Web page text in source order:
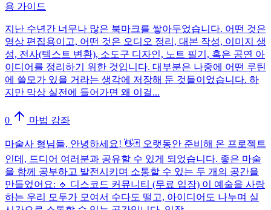
용 가이드
지난 수년간 너무나 많은 북마크를 쌓아두었습니다. 어떤 것은
영상 편집용이고, 어떤 것은 오디오 정리, 대본 작성, 이미지 생
성, 전사(텍스트 변환), 소도구 디자인, 노트 필기, 혹은 공연 아
이디어를 정리하기 위한 것입니다. 대부분은 나중에 어떤 루틴
에 쓸모가 있을 거라는 생각에 저장해 둔 것들이었습니다. 하
지만 막상 실전에 들어가면 왜 이걸...
0 마법 강좌
마술사 형님들, 안녕하세요! 👋🃏 오랫동안 준비해 온 프로젝트
인데, 드디어 여러분과 공유할 수 있게 되었습니다. 좋은 마술
을 함께 공부하고 발전시키며 소통할 수 있는 두 개의 공간을
만들었어요: 🔹 디스코드 커뮤니티 (무료 입장) 이 예술을 사랑
하는 우리 모두가 모여서 수다도 떨고, 아이디어도 나누며 실